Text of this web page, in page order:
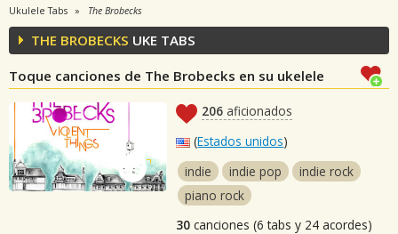
Ukulele Tabs The Brobecks
THE BROBECKS UKE TABS
Toque canciones de The Brobecks en su ukelele
206 aficionados
(Estados unidos)
indie
indie pop
indie rock
piano rock
30 canciones (6 tabs y 24 acordes)